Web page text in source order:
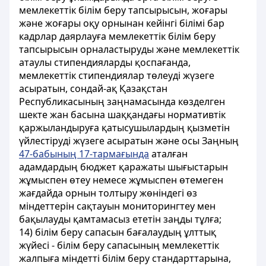
мемлекеттік білім беру тапсырысын, жоғары
және жоғары оқу орнынан кейінгі білімі бар
кадрлар даярлауға мемлекеттік білім беру
тапсырысын орналастыруды және мемлекеттік
атаулы стипендияларды қоспағанда,
мемлекеттік стипендиялар төлеуді жүзеге
асыратын, сондай-ақ Қазақстан
Республикасының заңнамасында көзделген
шекте жан басына шаққандағы нормативтік
қаржыландыруға қатысушылардың қызметін
үйлестіруді жүзеге асыратын және осы Заңның
47-бабының 17-тармағында аталған
адамдардың бюджет қаражаты шығыстарын
жұмыспен өтеу немесе жұмыспен өтемеген
жағдайда орнын толтыру жөніндегі өз
міндеттерін сақтауын мониторингтеу мен
бақылауды қамтамасыз ететін заңды тұлға;
14) білім беру сапасын бағалаудың ұлттық
жүйесі - білім беру сапасының мемлекеттік
жалпыға міндетті білім беру стандарттарына,